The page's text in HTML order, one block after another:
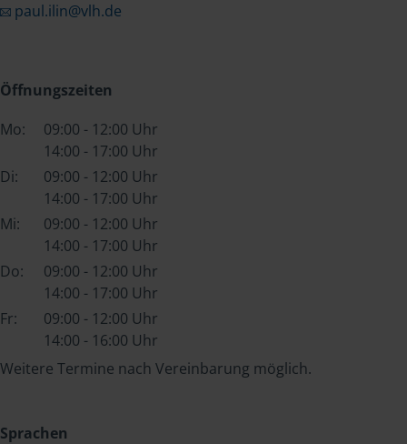
paul.ilin@vlh.de
Öffnungszeiten
Mo:
09:00 - 12:00 Uhr
14:00 - 17:00 Uhr
Di:
09:00 - 12:00 Uhr
14:00 - 17:00 Uhr
Mi:
09:00 - 12:00 Uhr
14:00 - 17:00 Uhr
Do:
09:00 - 12:00 Uhr
14:00 - 17:00 Uhr
Fr:
09:00 - 12:00 Uhr
14:00 - 16:00 Uhr
Weitere Termine nach Vereinbarung möglich.
Sprachen